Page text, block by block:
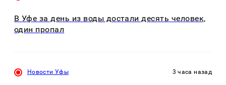
В Уфе за день из воды достали десять человек,
один пропал
Новости Уфы 3 часа назад